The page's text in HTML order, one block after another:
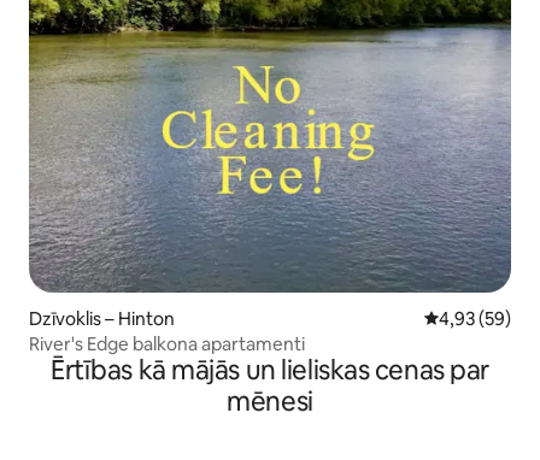
Dzīvoklis – Hinton Vidējais
4,93 (59)
River's Edge balkona apartamenti
Ērtības kā mājās un lieliskas cenas par
mēnesi